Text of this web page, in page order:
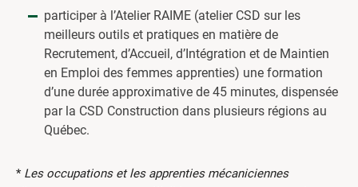
participer à l’Atelier RAIME (atelier CSD sur les
meilleurs outils et pratiques en matière de
Recrutement, d’Accueil, d’Intégration et de Maintien
en Emploi des femmes apprenties) une formation
d’une durée approximative de 45 minutes, dispensée
par la CSD Construction dans plusieurs régions au
Québec.
*Les occupations et les apprenties mécaniciennes